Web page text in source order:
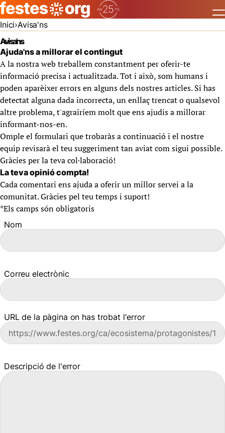
Inici Avisa'ns
Avisa'ns
Ajuda'ns a millorar el contingut
A la nostra web treballem constantment per oferir-te
informació precisa i actualitzada. Tot i això, som humans i
poden aparèixer errors en alguns dels nostres articles. Si has
detectat alguna dada incorrecta, un enllaç trencat o qualsevol
altre problema, t'agrairíem molt que ens ajudis a millorar
informant-nos-en.
Omple el formulari que trobaràs a continuació i el nostre
equip revisarà el teu suggeriment tan aviat com sigui possible.
Gràcies per la teva col·laboració!
La teva opinió compta!
Cada comentari ens ajuda a oferir un millor servei a la
comunitat. Gràcies pel teu temps i suport!
*Els camps són obligatoris
Nom
Correu electrònic
URL de la pàgina on has trobat l'error
Descripció de l'error